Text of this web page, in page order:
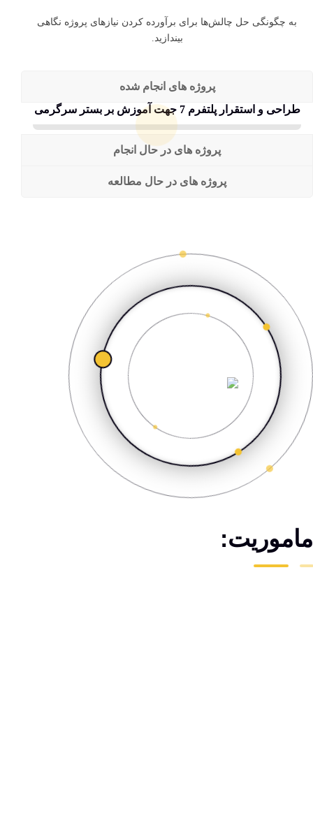
به چگونگی حل چالش‌ها برای برآورده کردن نیازهای پروژه نگاهی
بیندازید.
پروژه هاى انجام شده
طراحى و استقرار پلتفرم 7 جهت آموزش بر بستر سرگرمى
پروژه های در حال انجام
پروژه های در حال مطالعه
ماموریت: